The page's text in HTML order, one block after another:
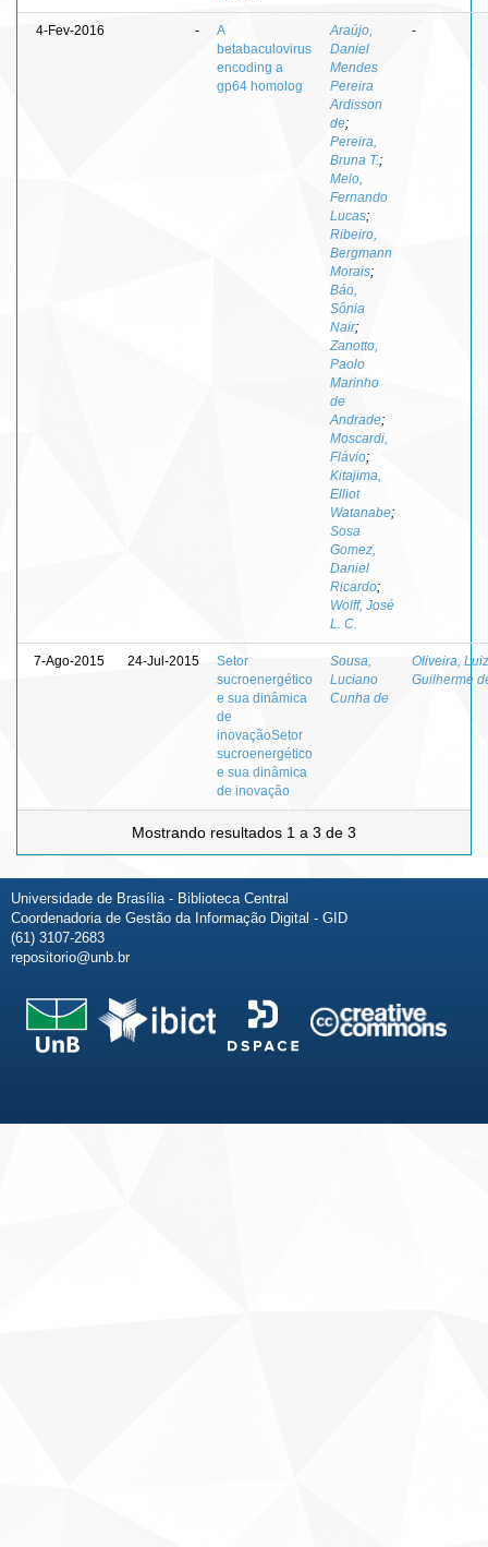
4-Fev-2016 -
A
betabaculovirus
encoding a
gp64 homolog
Araújo,
Daniel
Mendes
Pereira
Ardisson
de;
Pereira,
Bruna T.;
Melo,
Fernando
Lucas;
Ribeiro,
Bergmann
Morais;
Báo,
Sônia
Nair;
Zanotto,
Paolo
Marinho
de
Andrade;
Moscardi,
Flávio;
Kitajima,
Elliot
Watanabe;
Sosa
Gomez,
Daniel
Ricardo;
Wolff, José
L. C.
-
7-Ago-2015 24-Jul-2015
Setor
sucroenergético
e sua dinâmica
de
inovaçãoSetor
sucroenergético
e sua dinâmica
de inovação
Sousa,
Luciano
Cunha de
Oliveira, Luiz
Guilherme
Mostrando resultados 1 a 3 de 3
Universidade de Brasília - Biblioteca Central
Coordenadoria de Gestão da Informação Digital - GID
(61) 3107-2683
repositorio@unb.br